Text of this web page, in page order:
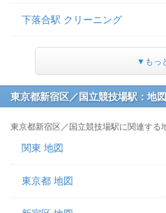
下落合駅 クリーニング
▼もっ
東京都新宿区／国立競技場駅：地図
東京都新宿区／国立競技場駅に関連する
関東 地図
東京都 地図